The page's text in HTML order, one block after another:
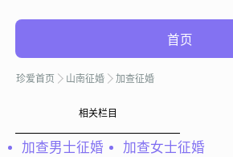
首页
珍爱首页 山南征婚 加查征婚
相关栏目
加查男士征婚 加查女士征婚